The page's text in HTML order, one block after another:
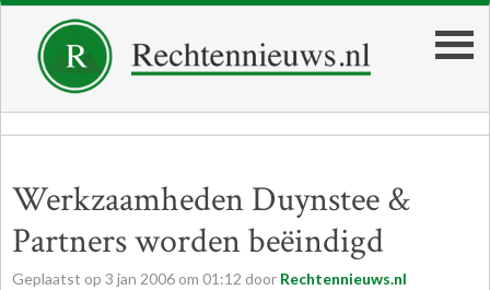
Werkzaamheden Duynstee &
Partners worden beëindigd
Geplaatst op 3 jan 2006 om 01:12 door Rechtennieuws.nl